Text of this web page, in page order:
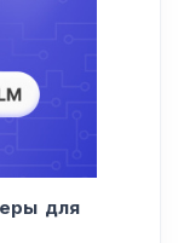
для